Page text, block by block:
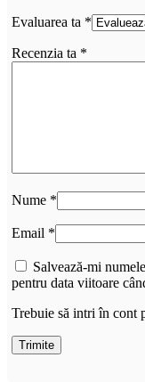
Evaluarea ta *
Recenzia ta *
Nume *
Email *
Salvează-mi
pentru data viitoare
Trebuie să intri în cont